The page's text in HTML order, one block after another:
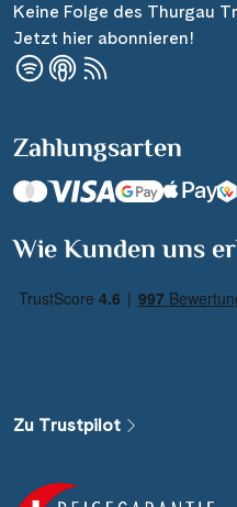
Keine Folge des Thurgau
Jetzt hier abonnieren!
Zahlungsarten
Wie Kunden uns
Zu Trustpilot